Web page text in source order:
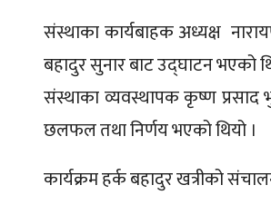
संस्थाका कार्यबाहक अध्यक्ष
बहादुर सुनार बाट उद्घाटन भएको
संस्थाका व्यवस्थापक कृष्ण प्रसाद
छलफल तथा निर्णय भएको थियो ।
कार्यक्रम हर्क बहादुर खत्रीको